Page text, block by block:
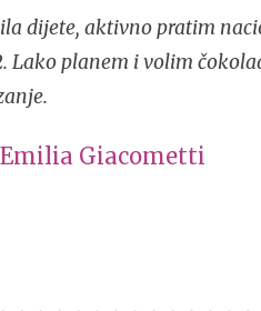
dijete, aktivno pratim
Lako planem i volim
Emilia Giacometti